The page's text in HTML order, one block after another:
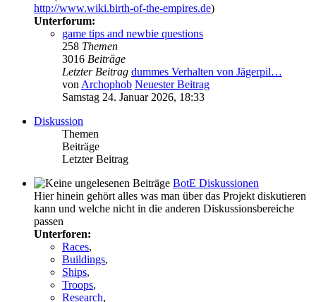
http://www.wiki.birth-of-the-empires.de)
Unterforum:
game tips and newbie questions
258 Themen
3016 Beiträge
Letzter Beitrag dummes Verhalten von Jägerpil…
von Archophob Neuester Beitrag
Samstag 24. Januar 2026, 18:33
Diskussion
Themen
Beiträge
Letzter Beitrag
BotE Diskussionen
Hier hinein gehört alles was man über das Projekt diskutieren
kann und welche nicht in die anderen Diskussionsbereiche
passen
Unterforen:
Races,
Buildings,
Ships,
Troops,
Research,